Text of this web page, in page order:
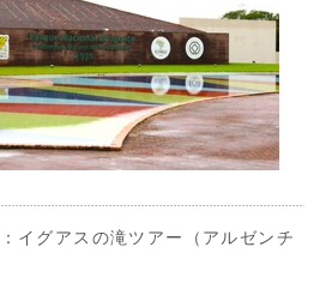
イグアスの滝ツアー（アルゼンチ